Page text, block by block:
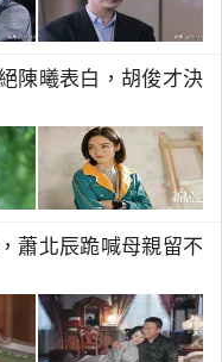
陳曦表白，胡俊才決
蕭北辰跪喊母親留不